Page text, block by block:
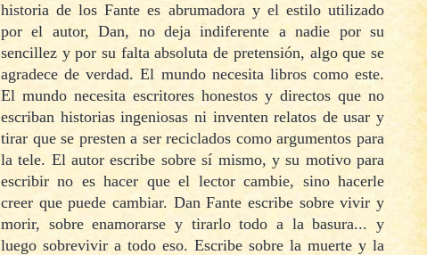
historia de los Fante es abrumadora y el estilo utilizado
por el autor, Dan, no deja indiferente a nadie por su
sencillez y por su falta absoluta de pretensión, algo que se
agradece de verdad. El mundo necesita libros como este.
El mundo necesita escritores honestos y directos que no
escriban historias ingeniosas ni inventen relatos de usar y
tirar que se presten a ser reciclados como argumentos para
la tele. El autor escribe sobre sí mismo, y su motivo para
escribir no es hacer que el lector cambie, sino hacerle
creer que puede cambiar. Dan Fante escribe sobre vivir y
morir, sobre enamorarse y tirarlo todo a la basura... y
luego sobrevivir a todo eso. Escribe sobre la muerte y la